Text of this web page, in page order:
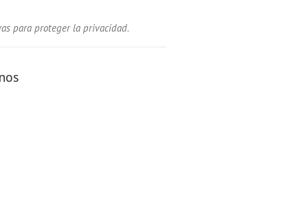
para proteger la privacidad.